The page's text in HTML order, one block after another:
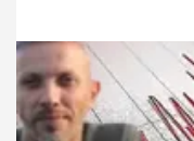
29.10.2025 Gündem